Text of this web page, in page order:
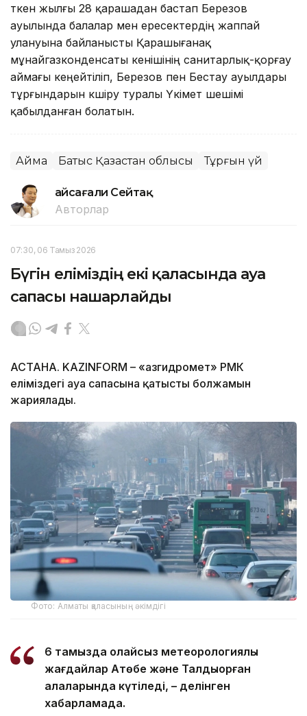
өткен жылғы 28 қарашадан бастап Березов
ауылында балалар мен ересектердің жаппай
улануына байланысты Қарашығанақ
мұнайгазконденсаты кенішінің санитарлық-қорғау
аймағы кеңейтіліп, Березов пен Бестау ауылдары
тұрғындарын көшіру туралы Үкімет шешімі
қабылданған болатын.
Аймақ Батыс Қазақстан облысы Тұрғын үй
Ғайсағали Сейтақ
Авторлар
07:30, 06 Тамыз 2026
Бүгін еліміздің екі қаласында ауа
сапасы нашарлайды
АСТАНА. KAZINFORM – «Қазгидромет» РМК
еліміздегі ауа сапасына қатысты болжамын
жариялады.
Фото: Алматы қаласының әкімдігі
6 тамызда қолайсыз метеорологиялық
жағдайлар Ақтөбе және Талдықорған
қалаларында күтіледі, – делінген
хабарламада.